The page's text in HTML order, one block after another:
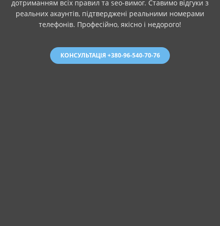
дотриманням всіх правил та seo-вимог. Ставимо відгуки з
реальних акаунтів, підтверджені реальними номерами
телефонів. Професійно, якісно і недорого!
КОНСУЛЬТАЦІЯ +380-96-540-70-76